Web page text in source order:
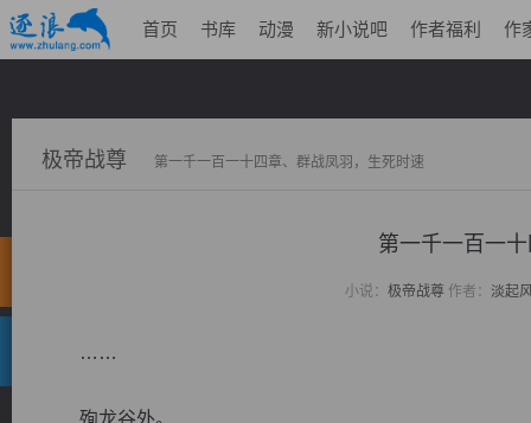
首页 书库 动漫 新小说吧 作者福利 作
极帝战尊 第一千一百一十四章、群战凤羽，生死时速
第一千一百一
小说： 极帝战尊作者： 淡起
……
殉龙谷外。